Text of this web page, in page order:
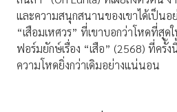
และความสนุกสนานของเขาได้เป็น
“เสือมเหศวร” ที่เขาบอกว่าโหดที่สุ
ฟอร์มยักษ์เรื่อง “เสือ” (2568) ที่ครั้
ความโหดยิ่งกว่าเดิมอย่างแน่นอน